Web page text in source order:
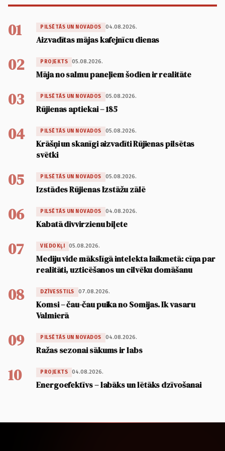
01 PILSĒTĀS UN NOVADOS 04.08.2026.
Aizvadītas mājas kafejnīcu dienas
02 PROJEKTS 05.08.2026.
Māja no salmu paneļiem šodien ir realitāte
03 PILSĒTĀS UN NOVADOS 05.08.2026.
Rūjienas aptiekai – 185
04 PILSĒTĀS UN NOVADOS 05.08.2026.
Krāšņi un skanīgi aizvadīti Rūjienas pilsētas
svētki
05 PILSĒTĀS UN NOVADOS 05.08.2026.
Izstādes Rūjienas Izstāžu zālē
06 PILSĒTĀS UN NOVADOS 04.08.2026.
Kabatā divvirzienu biļete
07 VIEDOKĻI 05.08.2026.
Mediju vide mākslīgā intelekta laikmetā: cīņa par
realitāti, uzticēšanos un cilvēku domāšanu
08 DZĪVESSTILS 07.08.2026.
Komsi – čau-čau puika no Somijas. Ik vasaru
Valmierā
09 PILSĒTĀS UN NOVADOS 04.08.2026.
Ražas sezonai sākums ir labs
10 PROJEKTS 04.08.2026.
Energoefektīvs – labāks un lētāks dzīvošanai